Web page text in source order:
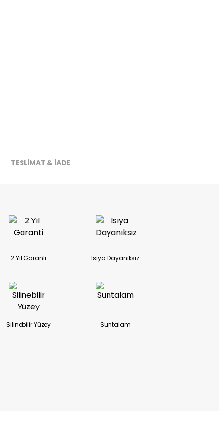
TESLİMAT & İADE
2 Yıl Garanti Isıya Dayanıksız
Silinebilir Yüzey Suntalam